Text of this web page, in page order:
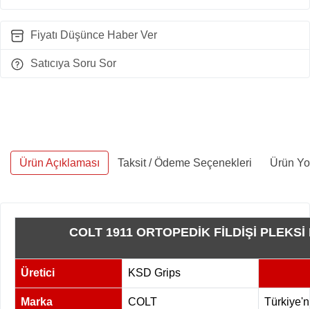
Fiyatı Düşünce Haber Ver
Satıcıya Soru Sor
Ürün Açıklaması Taksit / Ödeme Seçenekleri Ürün
COLT 1911 ORTOPEDİK FİLDİŞİ
Üretici KSD Grips
Marka COLT